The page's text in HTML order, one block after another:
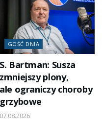
GOŚĆ DNIA
S. Bartman: Susza
zmniejszy plony,
ale ograniczy choroby
grzybowe
07.08.2026